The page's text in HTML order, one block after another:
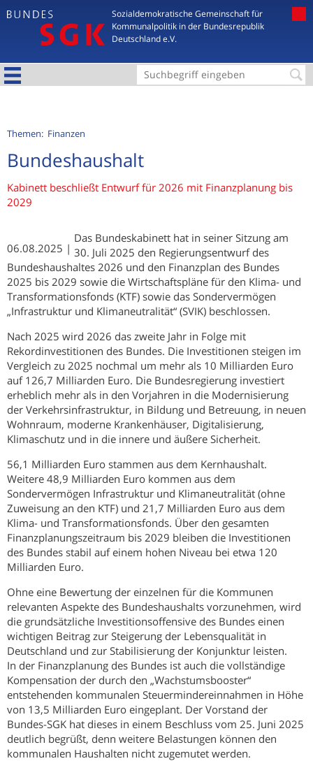
Jump to navigation
Sozialdemokratische Gemeinschaft für
Kommunalpolitik in der Bundesrepublik
Deutschland e.V.
S
h
f
o
m
u
l
a
r
Themen: Finanzen
Bundeshaushalt
Kabinett beschließt Entwurf für 2026 mit Finanzplanung bis
2029
06.08.2025
Das Bundeskabinett hat in seiner Sitzung am
30. Juli 2025 den Regierungsentwurf des
Bundeshaushaltes 2026 und den Finanzplan des Bundes
2025 bis 2029 sowie die Wirtschaftspläne für den Klima- und
Transformationsfonds (KTF) sowie das Sondervermögen
„Infrastruktur und Klimaneutralität“ (SVIK) beschlossen.
Nach 2025 wird 2026 das zweite Jahr in Folge mit
Rekordinvestitionen des Bundes. Die Investitionen steigen im
Vergleich zu 2025 nochmal um mehr als 10 Milliarden Euro
auf 126,7 Milliarden Euro. Die Bundesregierung investiert
erheblich mehr als in den Vorjahren in die Modernisierung
der Verkehrsinfrastruktur, in Bildung und Betreuung, in neuen
Wohnraum, moderne Krankenhäuser, Digitalisierung,
Klimaschutz und in die innere und äußere Sicherheit.
56,1 Milliarden Euro stammen aus dem Kernhaushalt.
Weitere 48,9 Milliarden Euro kommen aus dem
Sondervermögen Infrastruktur und Klimaneutralität (ohne
Zuweisung an den KTF) und 21,7 Milliarden Euro aus dem
Klima- und Transformationsfonds. Über den gesamten
Finanzplanungszeitraum bis 2029 bleiben die Investitionen
des Bundes stabil auf einem hohen Niveau bei etwa 120
Milliarden Euro.
Ohne eine Bewertung der einzelnen für die Kommunen
relevanten Aspekte des Bundeshaushalts vorzunehmen, wird
die grundsätzliche Investitionsoffensive des Bundes einen
wichtigen Beitrag zur Steigerung der Lebensqualität in
Deutschland und zur Stabilisierung der Konjunktur leisten.
In der Finanzplanung des Bundes ist auch die vollständige
Kompensation der durch den „Wachstumsbooster“
entstehenden kommunalen Steuermindereinnahmen in Höhe
von 13,5 Milliarden Euro eingeplant. Der Vorstand der
Bundes-SGK hat dieses in einem Beschluss vom 25. Juni 2025
deutlich begrüßt, denn weitere Belastungen können den
kommunalen Haushalten nicht zugemutet werden.